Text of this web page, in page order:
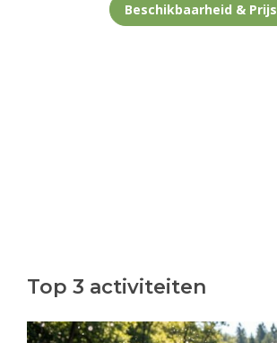
Beschikbaarheid & Prijs
Top 3 activiteiten